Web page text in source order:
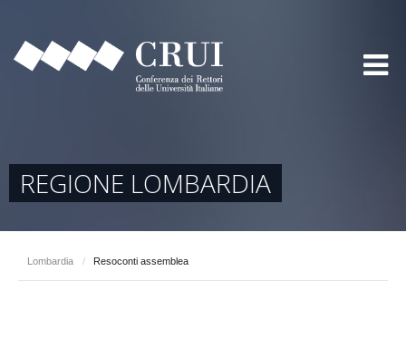
REGIONE LOMBARDIA
Lombardia / Resoconti assemblea